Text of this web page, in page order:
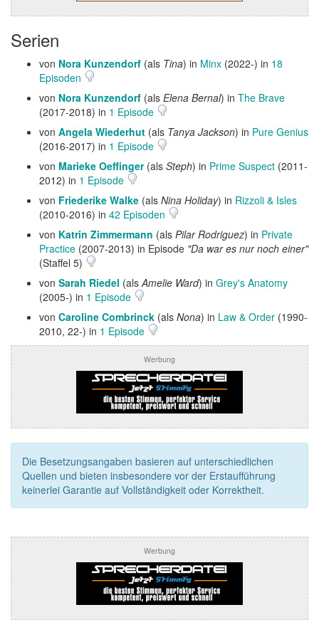
Serien
von Nora Kunzendorf (als Tina) in Minx (2022-) in 18
Episoden
von Nora Kunzendorf (als Elena Bernal) in The Brave
(2017-2018) in 1 Episode
von Angela Wiederhut (als Tanya Jackson) in Pure Genius
(2016-2017) in 1 Episode
von Marieke Oeffinger(als Steph) in Prime Suspect (2011-
2012) in 1 Episode
von Friederike Walke (als Nina Holiday) in Rizzoli & Isles
(2010-2016) in 42 Episoden
von Katrin Zimmermann (als Pilar Rodriguez) in Private
Practice (2007-2013) in Episode "Da war es nur noch einer"
(Staffel 5)
von Sarah Riedel (alsAmelie Ward) in Grey's Anatomy
(2005-) in 1 Episode
von Caroline Combrinck (als Nona) in Law & Order (1990-
2010, 22-) in 1 Episode
Werbung
Die Besetzungsangaben basieren auf unterschiedlichen
Quellen und bieten insbesondere vor der Erstaufführung
keinerlei Garantie auf Vollständigkeit oder Korrektheit.
Werbung